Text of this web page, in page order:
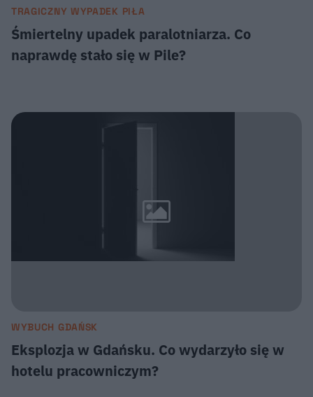
TRAGICZNY WYPADEK PIŁA
Śmiertelny upadek paralotniarza. Co
naprawdę stało się w Pile?
WYBUCH GDAŃSK
Eksplozja w Gdańsku. Co wydarzyło się w
hotelu pracowniczym?